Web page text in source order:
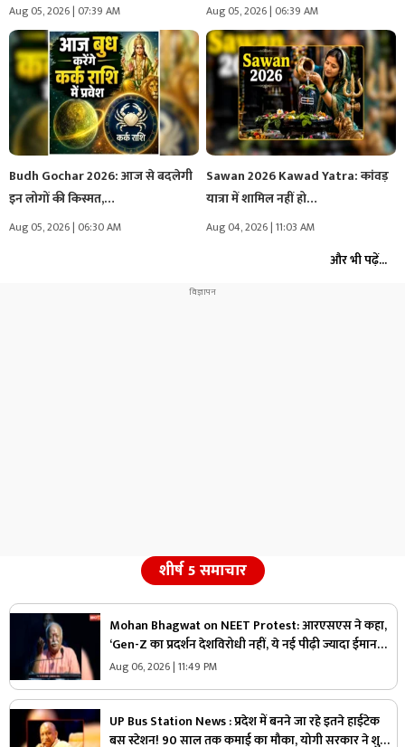
Aug 05, 2026 | 07:39 AM Aug 05, 2026 | 06:39 AM
Budh Gochar 2026: आज से बदलेगी
इन लोगों की किस्मत,…
Aug 05, 2026 | 06:30 AM
Sawan 2026 Kawad Yatra: कांवड़
यात्रा में शामिल नहीं हो…
Aug 04, 2026 | 11:03 AM
और भी पढ़ें...
शीर्ष 5 समाचार
Mohan Bhagwat on NEET Protest: आरएसएस ने कहा,
‘Gen-Z का प्रदर्शन देशविरोधी नहीं, ये नई पीढ़ी ज्यादा ईमानदार
है’.. पढ़ें मोहन भागवत NEET प्रोटेस्ट पर और क्या कहा
Aug 06, 2026 | 11:49 PM
UP Bus Station News : प्रदेश में बनने जा रहे इतने हाईटेक
बस स्टेशन! 90 साल तक कमाई का मौका, योगी सरकार ने शुरू